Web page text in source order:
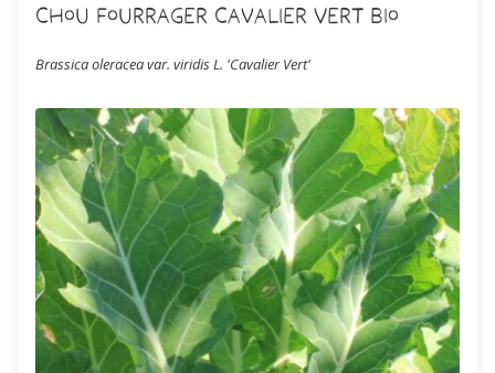
Chou Fourrager Cavalier Vert Bio
Brassica oleracea var. viridis L. 'Cavalier Vert'